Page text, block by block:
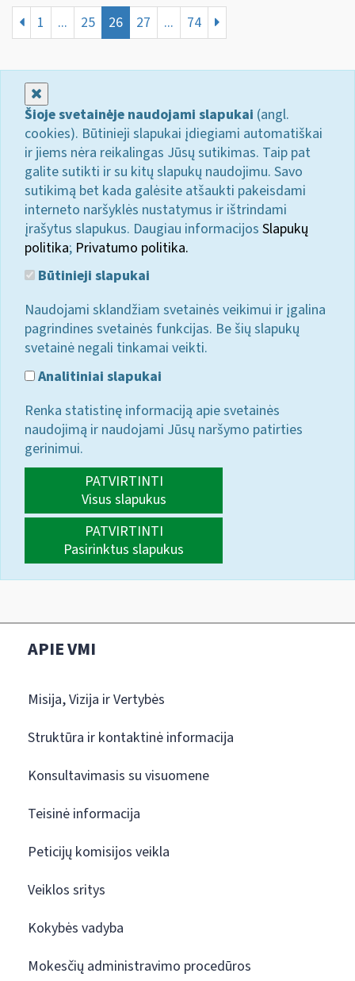
1 ... 25 26 27 ... 74
Šioje svetainėje naudojami slapukai (angl.
cookies). Būtinieji slapukai įdiegiami automatiškai
ir jiems nėra reikalingas Jūsų sutikimas. Taip pat
galite sutikti ir su kitų slapukų naudojimu. Savo
sutikimą bet kada galėsite atšaukti pakeisdami
interneto naršyklės nustatymus ir ištrindami
įrašytus slapukus. Daugiau informacijos Slapukų
politika; Privatumo politika.
Būtinieji slapukai
Naudojami sklandžiam svetainės veikimui ir įgalina
pagrindines svetainės funkcijas. Be šių slapukų
svetainė negali tinkamai veikti.
Analitiniai slapukai
Renka statistinę informaciją apie svetainės
naudojimą ir naudojami Jūsų naršymo patirties
gerinimui.
PATVIRTINTI
Visus slapukus
PATVIRTINTI
Pasirinktus slapukus
APIE VMI
Misija, Vizija ir Vertybės
Struktūra ir kontaktinė informacija
Konsultavimasis su visuomene
Teisinė informacija
Peticijų komisijos veikla
Veiklos sritys
Kokybės vadyba
Mokesčių administravimo procedūros